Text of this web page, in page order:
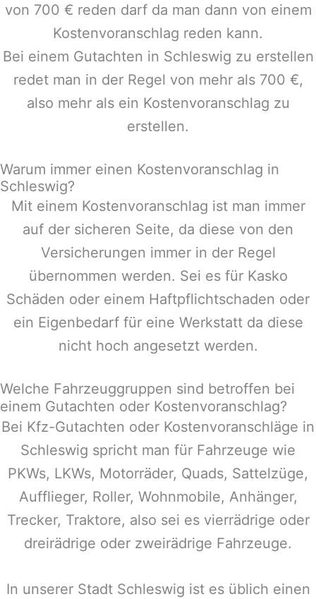
von 700 € reden darf da man dann von einem
Kostenvoranschlag reden kann.
Bei einem Gutachten in Schleswig zu erstellen
redet man in der Regel von mehr als 700 €,
also mehr als ein Kostenvoranschlag zu
erstellen.
Warum immer einen Kostenvoranschlag in
Schleswig?
Mit einem Kostenvoranschlag ist man immer
auf der sicheren Seite, da diese von den
Versicherungen immer in der Regel
übernommen werden. Sei es für Kasko
Schäden oder einem Haftpflichtschaden oder
ein Eigenbedarf für eine Werkstatt da diese
nicht hoch angesetzt werden.
Welche Fahrzeuggruppen sind betroffen bei
einem Gutachten oder Kostenvoranschlag?
Bei Kfz-Gutachten oder Kostenvoranschläge in
Schleswig spricht man für Fahrzeuge wie
PKWs, LKWs, Motorräder, Quads, Sattelzüge,
Aufflieger, Roller, Wohnmobile, Anhänger,
Trecker, Traktore, also sei es vierrädrige oder
dreirädrige oder zweirädrige Fahrzeuge.
In unserer Stadt Schleswig ist es üblich einen